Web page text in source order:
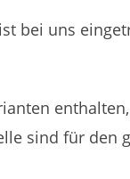
bei uns
sind für den